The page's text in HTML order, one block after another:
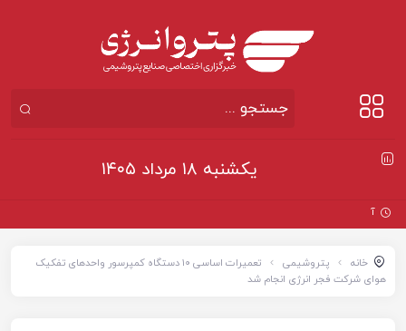
یکشنبه ۱۸ مرداد ۱۴۰۵
آغاز ثبت‌نام بزر
خانه پتروشیمی
تعمیرات اساسی ۱۰ دستگاه کمپرسور واحدهای تفکیک
هوای شرکت فجر انرژی انجام شد